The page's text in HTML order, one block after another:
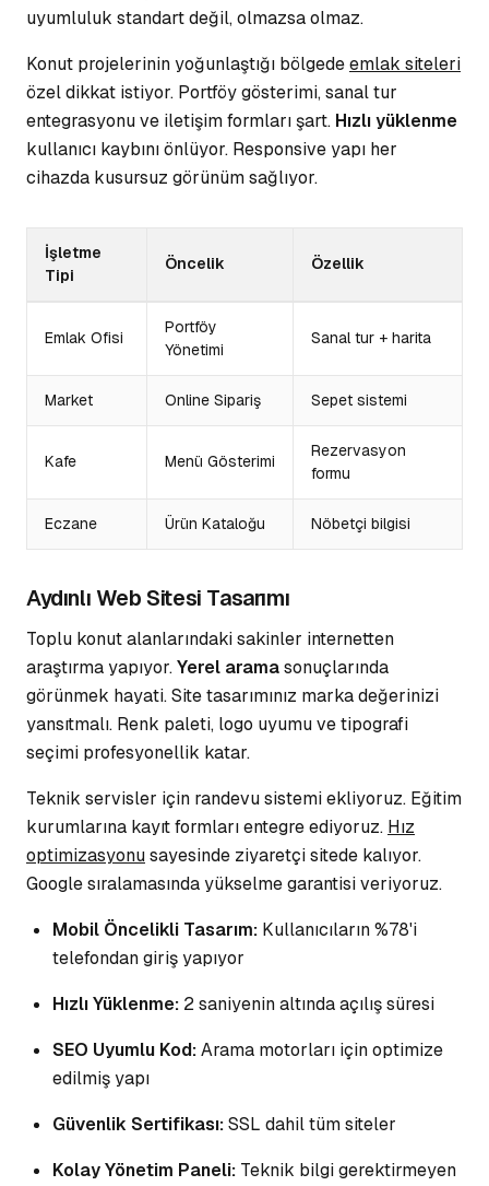
uyumluluk standart değil, olmazsa olmaz.
Konut projelerinin yoğunlaştığı bölgedeemlak siteleri
özel dikkat istiyor. Portföy gösterimi, sanal tur
entegrasyonu ve iletişim formları şart. Hızlı yüklenme
kullanıcı kaybını önlüyor. Responsive yapı her
cihazda kusursuz görünüm sağlıyor.
İşletme
Tipi
Öncelik Özellik
Emlak Ofisi
Portföy
Yönetimi
Sanal tur + harita
Market Online Sipariş Sepet sistemi
Kafe Menü Gösterimi
Rezervasyon
formu
Eczane Ürün Kataloğu Nöbetçi bilgisi
Aydınlı Web Sitesi Tasarımı
Toplu konut alanlarındaki sakinler internetten
araştırma yapıyor.Yerel aramasonuçlarında
görünmek hayati. Site tasarımınız marka değerinizi
yansıtmalı. Renk paleti, logo uyumu ve tipografi
seçimi profesyonellik katar.
Teknik servisler için randevu sistemi ekliyoruz. Eğitim
kurumlarına kayıt formları entegre ediyoruz. Hız
optimizasyonusayesinde ziyaretçi sitede kalıyor.
Google sıralamasında yükselme garantisi veriyoruz.
Mobil Öncelikli Tasarım: Kullanıcıların %78'i
telefondan giriş yapıyor
Hızlı Yüklenme: 2 saniyenin altında açılış süresi
SEO Uyumlu Kod:Arama motorları için optimize
edilmiş yapı
Güvenlik Sertifikası:SSL dahil tüm siteler
Kolay Yönetim Paneli: Teknik bilgi gerektirmeyen